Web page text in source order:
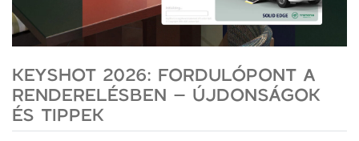
KEYSHOT 2026: FORDULÓPONT A
RENDERELÉSBEN – ÚJDONSÁGOK
ÉS TIPPEK